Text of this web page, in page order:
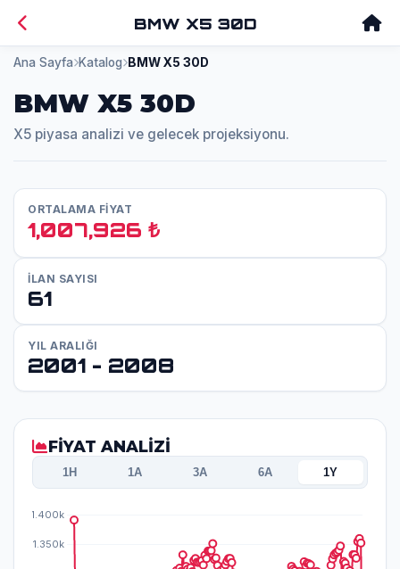
BMW X5 30D
Ana Sayfa Katalog BMW X5 30D
BMW X5 30D
X5 piyasa analizi ve gelecek projeksiyonu.
ORTALAMA FİYAT
1,007,926 ₺
İLAN SAYISI
61
YIL ARALIĞI
2001 - 2008
FİYAT ANALİZİ
1H 1A 3A 6A 1Y